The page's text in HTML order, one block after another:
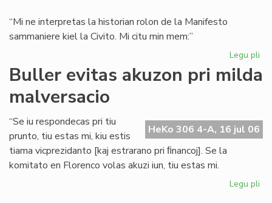
“Mi ne interpretas la historian rolon de la Manifesto
sammaniere kiel la Civito. Mi citu min mem:”
Legu pli
Buller evitas akuzon pri milda
malversacio
HeKo 306 4-A, 16 jul 06
“Se iu respondecas pri tiu
prunto, tiu estas mi, kiu estis
tiama vicprezidanto [kaj estrarano pri ﬁnancoj]. Se la
komitato en Florenco volas akuzi iun, tiu estas mi.
Legu pli